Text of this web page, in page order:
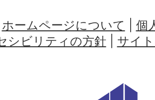
ホームページについて
個
シビリティの方針| サイ